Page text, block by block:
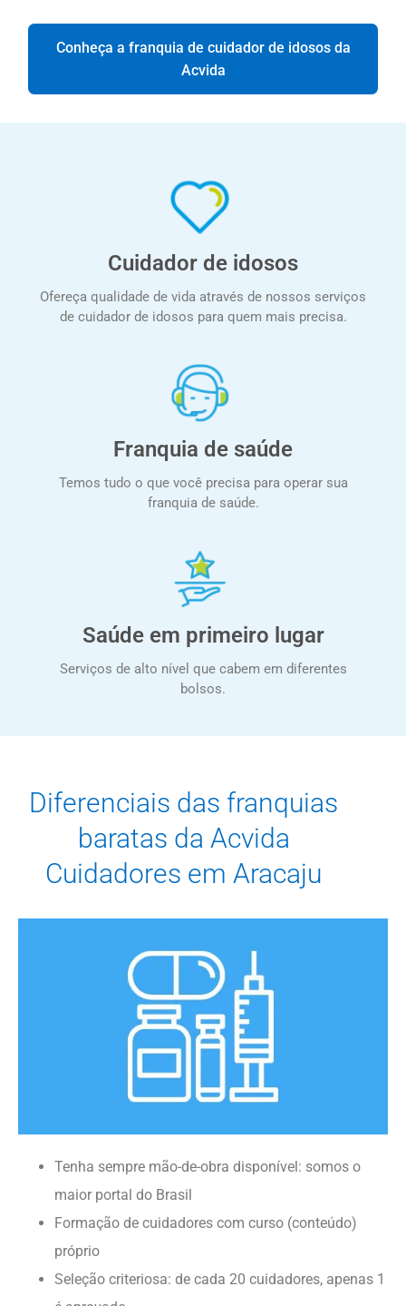
Conheça a franquia de cuidador de idosos da
Acvida
Cuidador de idosos
Ofereça qualidade de vida através de nossos serviços
de cuidador de idosos para quem mais precisa.
Franquia de saúde
Temos tudo o que você precisa para operar sua
franquia de saúde.
Saúde em primeiro lugar
Serviços de alto nível que cabem em diferentes
bolsos.
Diferenciais das franquias
baratas da Acvida
Cuidadores em Aracaju
Tenha sempre mão-de-obra disponível: somos o
maior portal do Brasil
Formação de cuidadores com curso (conteúdo)
próprio
Seleção criteriosa: de cada 20 cuidadores, apenas 1